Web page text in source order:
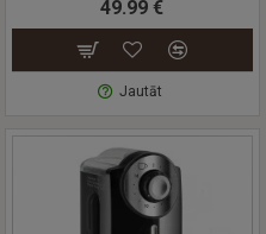
49.99 €
Jautāt